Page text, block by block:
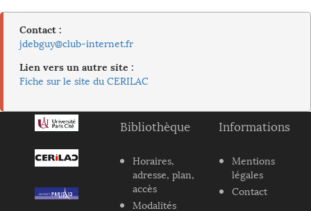
Contact :
jdebguy@club-internet.fr
Lien vers un autre site :
Fiche sur le site du CERILAC
Bibliothèque
Horaires,
adresse, plan,
accès
Modalités
Informations
Mentions
légales
Contact